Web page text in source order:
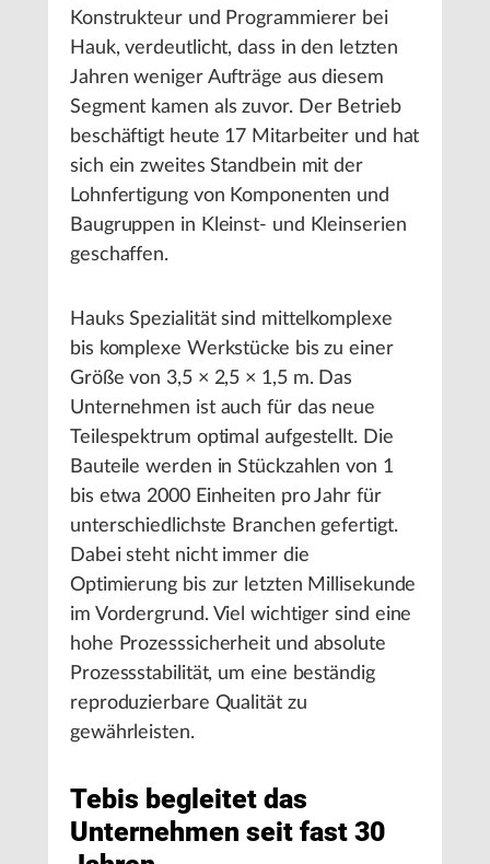
Konstrukteur und Programmierer bei
Hauk, verdeutlicht, dass in den letzten
Jahren weniger Aufträge aus diesem
Segment kamen als zuvor. Der Betrieb
beschäftigt heute 17 Mitarbeiter und hat
sich ein zweites Standbein mit der
Lohnfertigung von Komponenten und
Baugruppen in Kleinst- und Kleinserien
geschaffen.
Hauks Spezialität sind mittelkomplexe
bis komplexe Werkstücke bis zu einer
Größe von 3,5 × 2,5 × 1,5 m. Das
Unternehmen ist auch für das neue
Teilespektrum optimal aufgestellt. Die
Bauteile werden in Stückzahlen von 1
bis etwa 2000 Einheiten pro Jahr für
unterschiedlichste Branchen gefertigt.
Dabei steht nicht immer die
Optimierung bis zur letzten Millisekunde
im Vordergrund. Viel wichtiger sind eine
hohe Prozesssicherheit und absolute
Prozessstabilität, um eine beständig
reproduzierbare Qualität zu
gewährleisten.
Tebis begleitet das
Unternehmen seit fast 30